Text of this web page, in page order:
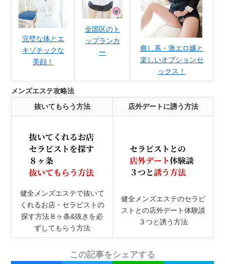
完璧な体とエ
キゾチックな
美顔！
全国区のト
ップランカ
ー
癒し系・激エロ嬢と
楽しいオプションセ
ックス！
メンズエステ攻略法
抜いてもらう方法
店外デートに誘う方法
健全メンズエステで抜いて
くれるお店・セラピストの
探す方法８ヶ条&抜きを必
ずしてもらう方法
健全メンズエステのセラピ
ストとの店外デート体験談
３つと誘う方法
この記事をシェアする